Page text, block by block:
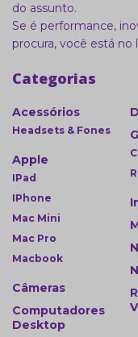
do assunto.
Se é performance,
procura, você está no
Categorias
Acessórios
Headsets & Fones
Apple
IPad
IPhone
Mac Mini
Mac Pro
Macbook
Câmeras
Computadores
Desktop